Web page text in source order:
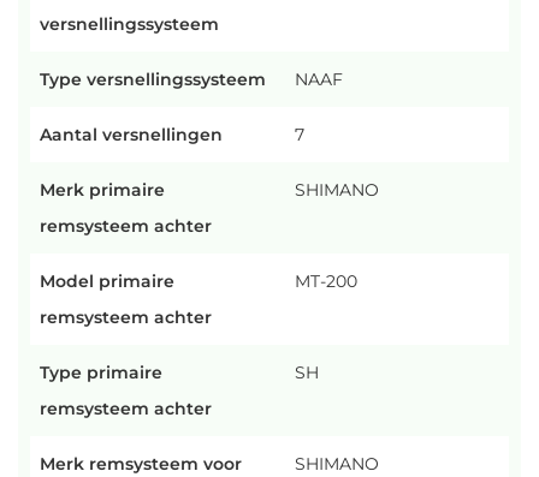
versnellingssysteem
Type versnellingssysteem NAAF
Aantal versnellingen 7
Merk primaire
remsysteem achter
SHIMANO
Model primaire
remsysteem achter
MT-200
Type primaire
remsysteem achter
SH
Merk remsysteem voor SHIMANO